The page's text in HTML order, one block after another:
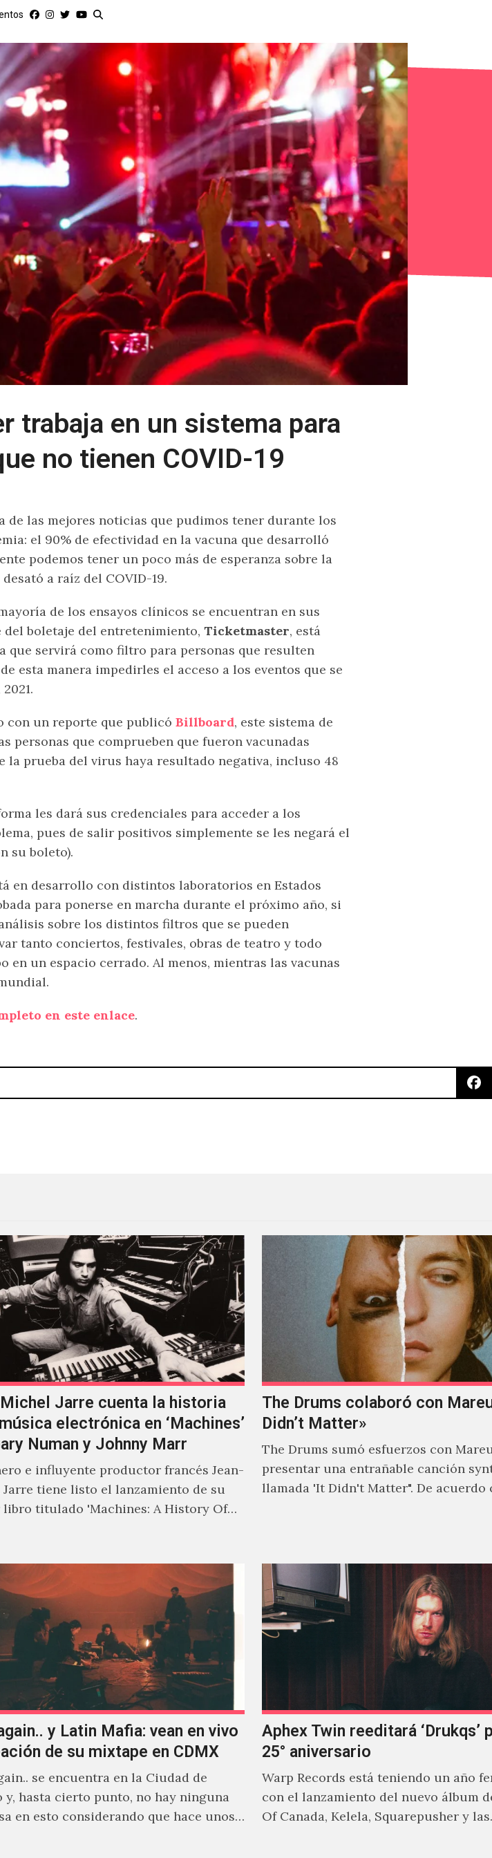
trabaja en un sistema para
no tienen COVID-19
de las mejores noticias que pudimos tener durante los
el 90% de efectividad en la vacuna que desarrolló
podemos tener un poco más de esperanza sobre la
a raíz del COVID-19.
de los ensayos clínicos se encuentran en sus
del boletaje del entretenimiento, Ticketmaster, está
que servirá como filtro para personas que resulten
esta manera impedirles el acceso a los eventos que se
con un reporte que publicó Billboard, este sistema de
personas que comprueben que fueron vacunadas
la prueba del virus haya resultado negativa, incluso 48
les dará sus credenciales para acceder a los
pues de salir positivos simplemente se les negará el
su boleto).
en desarrollo con distintos laboratorios en Estados
para ponerse en marcha durante el próximo año, si
sobre los distintos filtros que se pueden
tanto conciertos, festivales, obras de teatro y todo
en un espacio cerrado. Al menos, mientras las vacunas
en este enlace.
Jarre cuenta la historia
electrónica en ‘Machines’
Numan y Johnny Marr
e influyente productor francés Jean-
tiene listo el lanzamiento de su
titulado 'Machines: A History Of
The Drums colaboró con
Didn’t Matter»
The Drums sumó esfuerzos con
presentar una entrañable canción
llamada 'It Didn't Matter". De acuerdo
y Latin Mafia: vean en vivo
de su mixtape en CDMX
se encuentra en la Ciudad de
y, hasta cierto punto, no hay ninguna
en esto considerando que hace unos
Aphex Twin reeditará ‘Drukqs’
25° aniversario
Warp Records está teniendo un año
con el lanzamiento del nuevo álbum
Of Canada, Kelela, Squarepusher y las